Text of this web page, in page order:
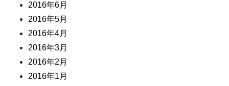
2016年6月
2016年5月
2016年4月
2016年3月
2016年2月
2016年1月